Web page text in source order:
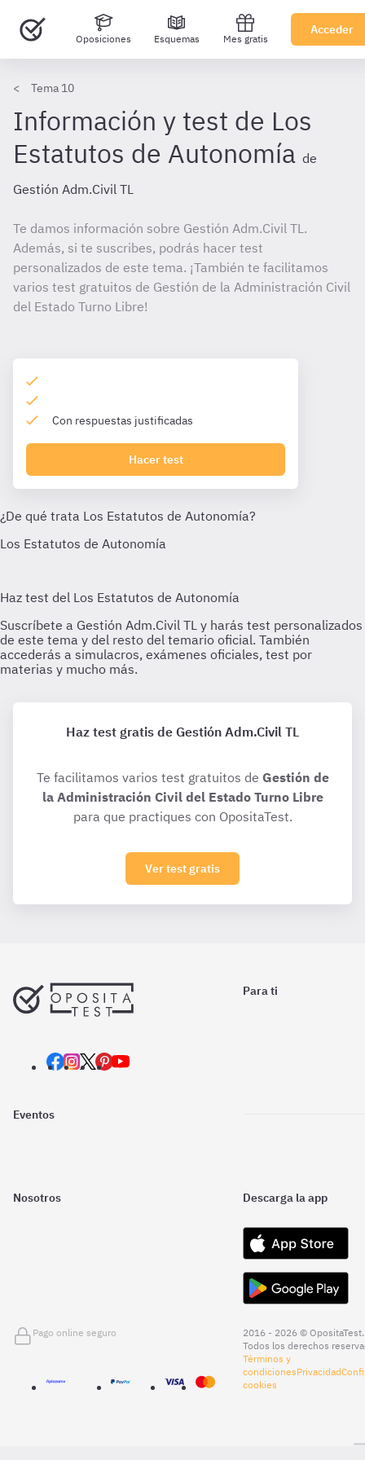
Oposiciones Esquemas Mes gratis
Acceder
Tema 10
Información y test de Los
Estatutos de Autonomía de
Gestión Adm.Civil TL
Te damos información sobre Gestión Adm.Civil TL.
Además, si te suscribes, podrás hacer test
personalizados de este tema. ¡También te facilitamos
varios test gratuitos de Gestión de la Administración Civil
del Estado Turno Libre!
Con respuestas justificadas
Hacer test
Haz test gratis de Gestión Adm.Civil TL
Te facilitamos varios test gratuitos de Gestión de
la Administración Civil del Estado Turno Libre
para que practiques con OpositaTest.
Ver test gratis
Para ti
Eventos
Nosotros Descarga la app
Pago online seguro
2016 - 2026 © OpositaTest.
Todos los derechos
Términos y
condicionesPrivacidad
cookies